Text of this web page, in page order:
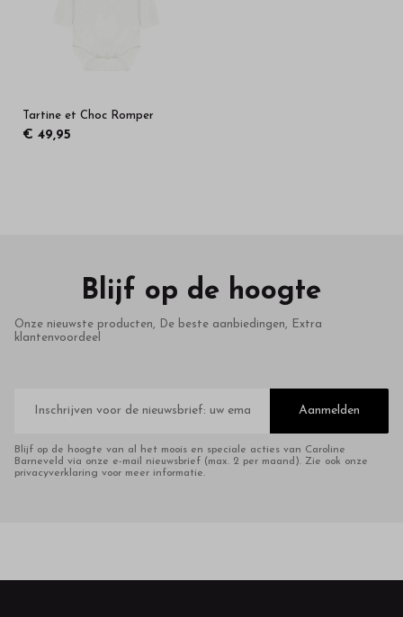
Tartine et Choc Romper
€ 49,95
Blijf op de hoogte
Onze nieuwste producten, De beste aanbiedingen, Extra
klantenvoordeel
mailadres
Aanmelden
Blijf op de hoogte van al het moois en speciale acties van Caroline
Barneveld via onze e-mail nieuwsbrief (max. 2 per maand). Zie ook onze
privacyverklaring voor meer informatie.